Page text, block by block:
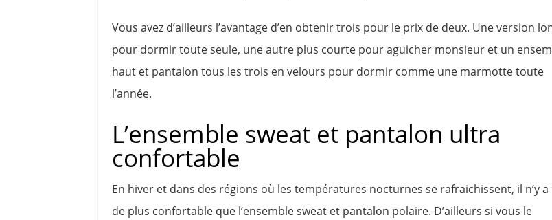
Vous avez d’ailleurs l’avantage d’en obtenir trois pour le prix de deux. Une version
pour dormir toute seule, une autre plus courte pour aguicher monsieur et un
haut et pantalon tous les trois en velours pour dormir comme une marmotte toute
l’année.
L’ensemble sweat et pantalon ultra
confortable
En hiver et dans des régions où les températures nocturnes se rafraichissent, il n’y a
de plus confortable que l’ensemble sweat et pantalon polaire. D’ailleurs si vous le